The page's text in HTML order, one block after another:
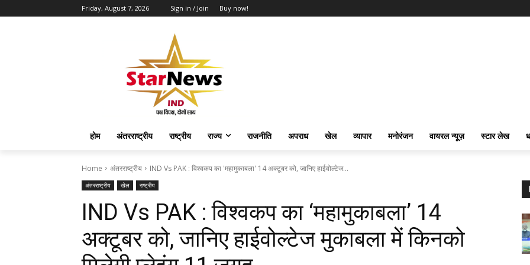
Friday, August 7, 2026 Sign in / Join Buy now!
होम अंतरराष्ट्रीय राष्ट्रीय राज्य राजनीति अपराध खेल व्यापार मनोरंजन वायरल न्यूज़ स्टार लेख
Home अंतरराष्ट्रीय IND Vs PAK : विश्वकप का 'महामुकाबला' 14 अक्टूबर को, जानिए हाईवोल्टेज...
अंतरराष्ट्रीय खेल राष्ट्रीय
IND Vs PAK : विश्वकप का ‘महामुकाबला’ 14
अक्टूबर को, जानिए हाईवोल्टेज मुकाबला में किनको